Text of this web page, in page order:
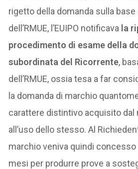
rigetto della domanda sulla base
dell’RMUE, l’EUIPO notificava la
procedimento di esame della
subordinata del Ricorrente,
dell’RMUE, ossia tesa a far
la domanda di marchio
carattere distintivo acquisito dal
all’uso dello stesso. Al
marchio veniva quindi concesso
mesi per produrre prove a